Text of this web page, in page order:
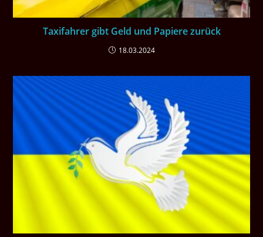
Taxifahrer gibt Geld und Papiere zurück
18.03.2024